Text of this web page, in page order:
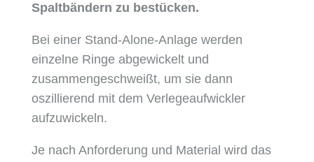
Spaltbändern zu bestücken.
Bei einer Stand-Alone-Anlage werden
einzelne Ringe abgewickelt und
zusammengeschweißt, um sie dann
oszillierend mit dem Verlegeaufwickler
aufzuwickeln.
Je nach Anforderung und Material wird das